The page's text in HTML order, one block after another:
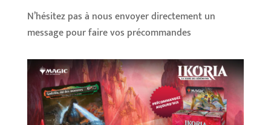
N’hésitez pas à nous envoyer directement un
message pour faire vos précommandes